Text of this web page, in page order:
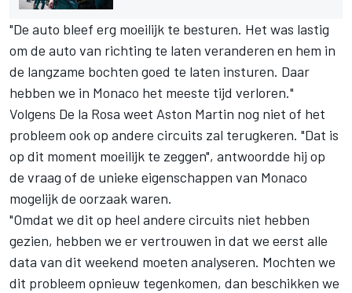
"De auto bleef erg moeilijk te besturen. Het was lastig
om de auto van richting te laten veranderen en hem in
de langzame bochten goed te laten insturen. Daar
hebben we in Monaco het meeste tijd verloren."
Volgens De la Rosa weet Aston Martin nog niet of het
probleem ook op andere circuits zal terugkeren. "Dat is
op dit moment moeilijk te zeggen", antwoordde hij op
de vraag of de unieke eigenschappen van Monaco
mogelijk de oorzaak waren.
"Omdat we dit op heel andere circuits niet hebben
gezien, hebben we er vertrouwen in dat we eerst alle
data van dit weekend moeten analyseren. Mochten we
dit probleem opnieuw tegenkomen, dan beschikken we